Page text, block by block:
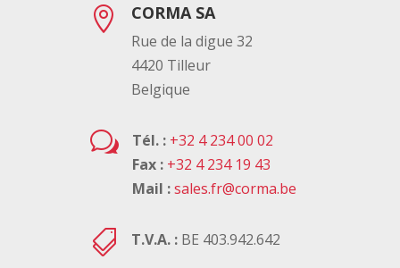
 CORMA SA
Rue de la digue 32
4420 Tilleur
Belgique
w Tél. : +32 4 234 00 02
Fax : +32 4 234 19 43
Mail :sales.fr@corma.be
 T.V.A. : BE 403.942.642